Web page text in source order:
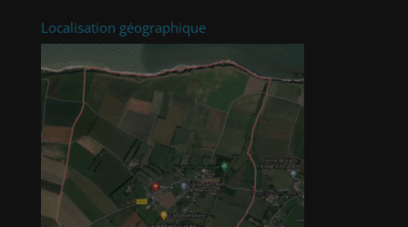
Localisation géographique